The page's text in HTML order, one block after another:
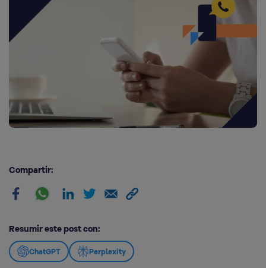
Compartir:
Resumir este post con:
ChatGPT Perplexity